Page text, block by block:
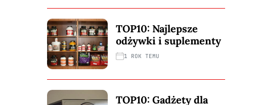
TOP10: Najlepsze
odżywki i suplementy
1 ROK TEMU
TOP10: Gadżety dla